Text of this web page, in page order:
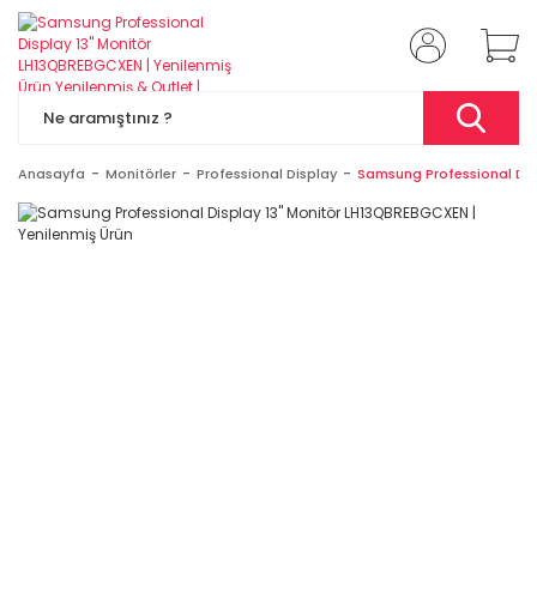
Anasayfa Monitörler Professional Display Samsung Professional